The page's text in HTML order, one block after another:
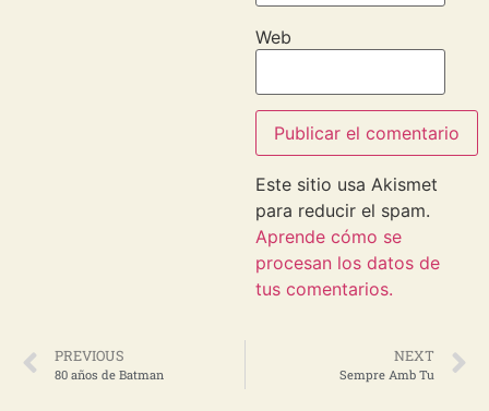
Web
Este sitio usa Akismet
para reducir el spam.
Aprende cómo se
procesan los datos de
tus comentarios.
PREVIOUS
80 años de Batman
NEXT
Sempre Amb Tu